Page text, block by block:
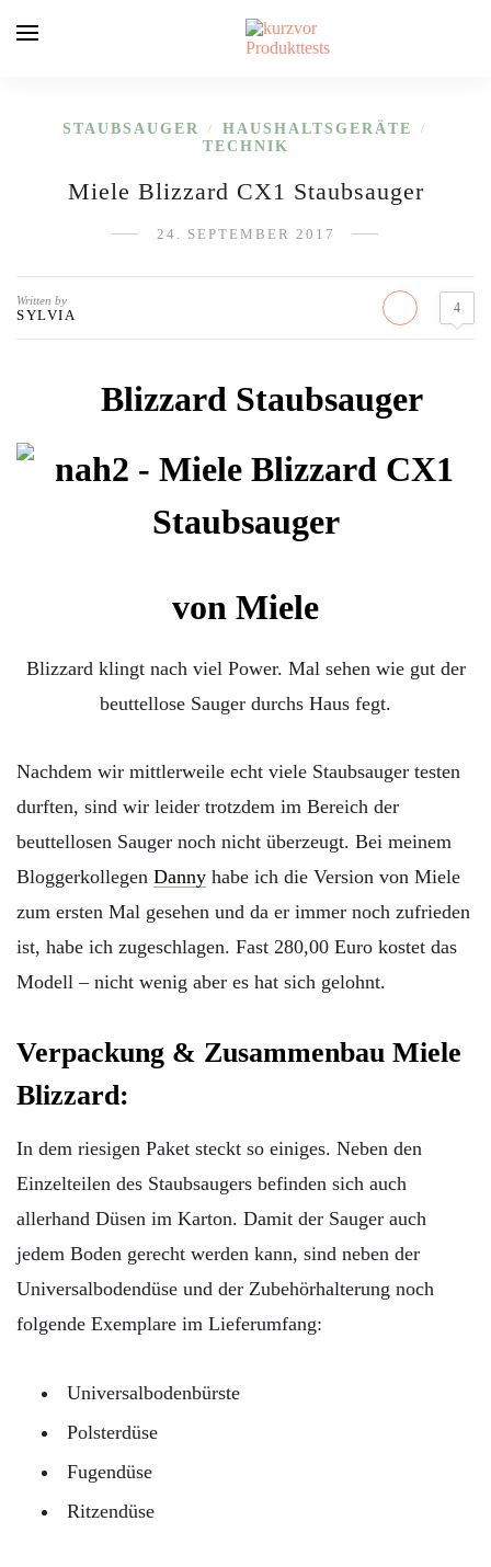
STAUBSAUGER / HAUSHALTSGERÄTE /
TECHNIK
Miele Blizzard CX1 Staubsauger
24. SEPTEMBER 2017
Written by
SYLVIA 4
Blizzard Staubsauger
von Miele
Blizzard klingt nach viel Power. Mal sehen wie gut der
beuttellose Sauger durchs Haus fegt.
Nachdem wir mittlerweile echt viele Staubsauger testen
durften, sind wir leider trotzdem im Bereich der
beuttellosen Sauger noch nicht überzeugt. Bei meinem
Bloggerkollegen Danny habe ich die Version von Miele
zum ersten Mal gesehen und da er immer noch zufrieden
ist, habe ich zugeschlagen. Fast 280,00 Euro kostet das
Modell – nicht wenig aber es hat sich gelohnt.
Verpackung & Zusammenbau Miele
Blizzard:
In dem riesigen Paket steckt so einiges. Neben den
Einzelteilen des Staubsaugers befinden sich auch
allerhand Düsen im Karton. Damit der Sauger auch
jedem Boden gerecht werden kann, sind neben der
Universalbodendüse und der Zubehörhalterung noch
folgende Exemplare im Lieferumfang:
Universalbodenbürste
Polsterdüse
Fugendüse
Ritzendüse